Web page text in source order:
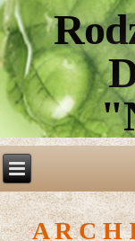
A R C